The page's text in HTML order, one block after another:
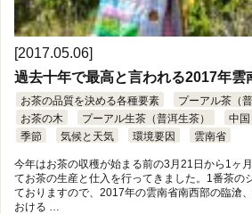
[2017.05.06]
過去十年で最高と言われる2017年雲
お茶の品質を決める各種要素
プーアル茶（
お茶の木
プーアル生茶（普洱生茶） 中国
季節
気候と天気 環境要因 雲南省
今年はお茶の収穫が始まる前の3月21日から1ヶ
てお茶の生産と仕入を行ってきました。1番茶の
ておりますので、2017年の雲南省南西部の臨滄
おける …